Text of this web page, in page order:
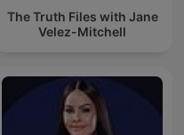
The Truth Files with Jane
Velez-Mitchell